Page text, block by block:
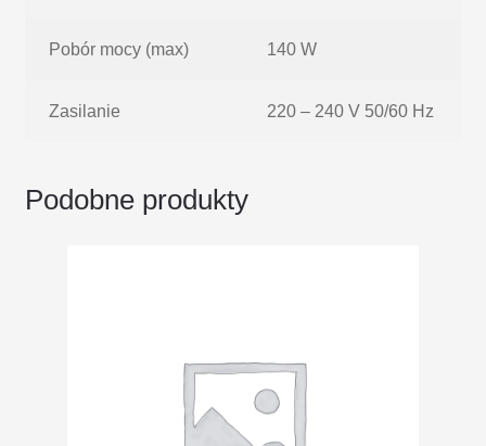
Pobór mocy (max) 140 W
Zasilanie 220 – 240 V 50/60 Hz
Podobne produkty